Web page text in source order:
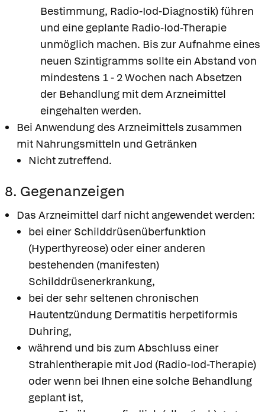
Bestimmung, Radio-Iod-Diagnostik) führen
und eine geplante Radio-Iod-Therapie
unmöglich machen. Bis zur Aufnahme eines
neuen Szintigramms sollte ein Abstand von
mindestens 1 - 2 Wochen nach Absetzen
der Behandlung mit dem Arzneimittel
eingehalten werden.
Bei Anwendung des Arzneimittels zusammen
mit Nahrungsmitteln und Getränken
Nicht zutreffend.
8. Gegenanzeigen
Das Arzneimittel darf nicht angewendet werden:
bei einer Schilddrüsenüberfunktion
(Hyperthyreose) oder einer anderen
bestehenden (manifesten)
Schilddrüsenerkrankung,
bei der sehr seltenen chronischen
Hautentzündung Dermatitis herpetiformis
Duhring,
während und bis zum Abschluss einer
Strahlentherapie mit Jod (Radio-Iod-Therapie)
oder wenn bei Ihnen eine solche Behandlung
geplant ist,